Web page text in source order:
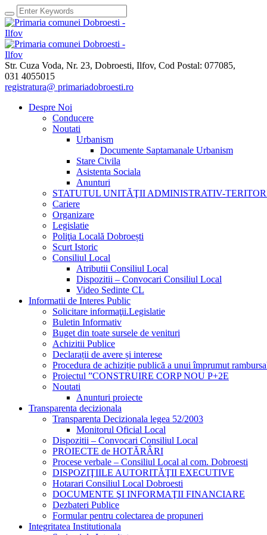
Str. Cuza Voda, Nr. 23, Dobroesti, Ilfov, Cod Postal: 077085,
031 4055015
registratura@ primariadobroesti.ro
Despre Noi
Conducere
Noutati
Urbanism
Documente Saptamanale Urbanism
Stare Civila
Asistenta Sociala
Anunturi
STATUTUL UNITĂŢII ADMINISTRATIV-
Cariere
Organizare
Legislatie
Poliţia Locală Dobroești
Scurt Istoric
Consiliul Local
Atributii Consiliul Local
Dispozitii – Convocari Consiliul Local
Video Sedinte CL
Informatii de Interes Public
Solicitare informaţii.Legislatie
Buletin Informativ
Buget din toate sursele de venituri
Achizitii Publice
Declarații de avere și interese
Procedura de achiziție publică a unui împrumut
Proiectul ”CONSTRUIRE CORP NOU P+2E
Noutati
Anunturi proiecte
Transparenta decizionala
Transparenta Decizionala legea 52/2003
Monitorul Oficial Local
Dispozitii – Convocari Consiliul Local
PROIECTE de HOTĂRÂRI
Procese verbale – Consiliul Local al com. Dobroesti
DISPOZIŢIILE AUTORITĂŢII EXECUTIVE
Hotarari Consiliul Local Dobroesti
DOCUMENTE ŞI INFORMAŢII FINANCIARE
Dezbateri Publice
Formular pentru colectarea de propuneri
Integritatea Institutionala